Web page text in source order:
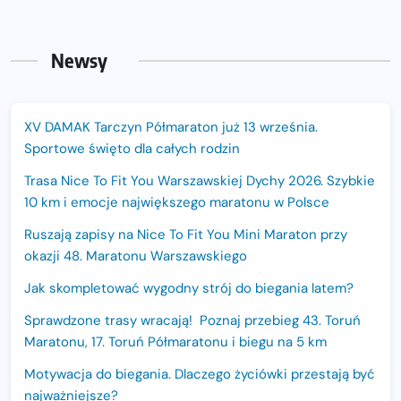
Newsy
XV DAMAK Tarczyn Półmaraton już 13 września.
Sportowe święto dla całych rodzin
Trasa Nice To Fit You Warszawskiej Dychy 2026. Szybkie
10 km i emocje największego maratonu w Polsce
Ruszają zapisy na Nice To Fit You Mini Maraton przy
okazji 48. Maratonu Warszawskiego
Jak skompletować wygodny strój do biegania latem?
Sprawdzone trasy wracają! Poznaj przebieg 43. Toruń
Maratonu, 17. Toruń Półmaratonu i biegu na 5 km
Motywacja do biegania. Dlaczego życiówki przestają być
najważniejsze?